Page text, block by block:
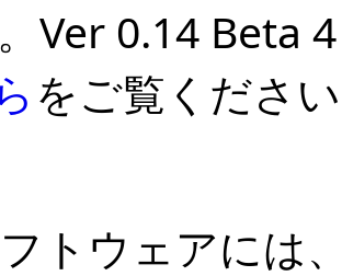
Ver 0.14 Beta
をご覧くださ
トウェアには